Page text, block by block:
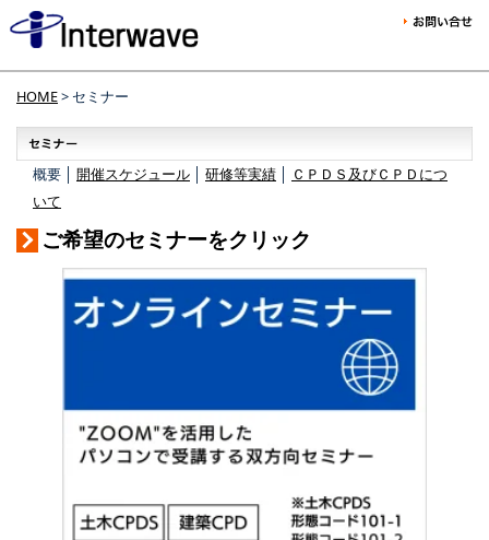
HOME> セミナー
概要 │ 開催スケジュール 研修等実績
ＣＰＤＳ及びＣＰＤにつ
いて
ご希望のセミナーをクリック